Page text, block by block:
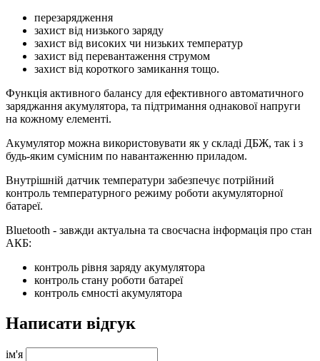
перезарядження
захист від низького заряду
захист від високих чи низьких температур
захист від перевантаження струмом
захист від короткого замикання тощо.
Функція активного балансу для ефективного автоматичного
заряджання акумулятора, та підтримання однакової напруги
на кожному елементі.
Акумулятор можна використовувати як у складі ДБЖ, так і з
будь-яким сумісним по навантаженню приладом.
Внутрішній датчик температури забезпечує потрійний
контроль температурного режиму роботи акумуляторної
батареї.
Bluetooth - завжди актуальна та своєчасна інформація про стан
АКБ:
контроль рівня заряду акумулятора
контроль стану роботи батареї
контроль ємності акумулятора
Написати відгук
ім'я